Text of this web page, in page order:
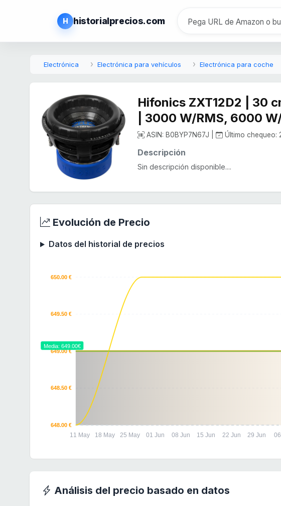
H historialprecios.com
Electrónica Electrónica para vehículos Electrónica para coche
Hifonics ZXT12D2 | 30
| 3000 W/RMS, 6000
ASIN: B0BYP7N67J | Último chequeo:
Descripción
Sin descripción disponible....
Evolución de Precio
Datos del historial de precios
650.00 €
649.50 €
649.00 €
648.50 €
648.00 €
11 May 18 May 25 May 01 Jun 08 Jun 15 Jun 22 Jun 29 Jun
Media: 649.00€
Análisis del precio basado en datos